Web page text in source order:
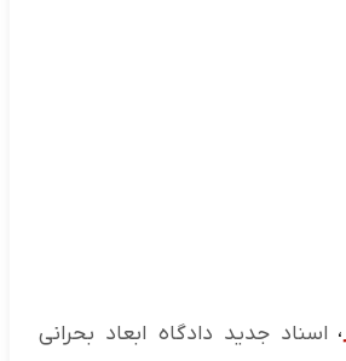
، اسناد جدید دادگاه ابعاد بحرانی